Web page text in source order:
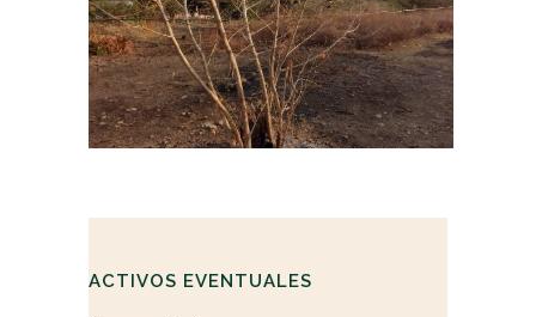
ACTIVOS EVENTUALES